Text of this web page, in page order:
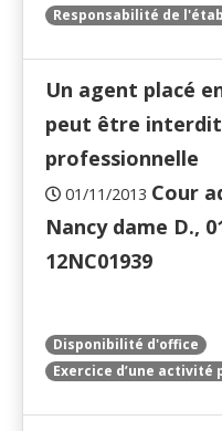
Responsabilité de
Un agent placé
peut être interdit
professionnelle
01/11/2013 Cour
Nancy dame D.,
12NC01939
Disponibilité d'office
Exercice d’une